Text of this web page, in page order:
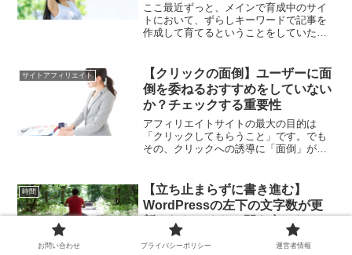
ここ最近ずっと、メインで育成中のサイ
トにおいて、ずらしキーワードで記事を
作成して育てるということをしていたの
ていました。だからこそ、これからはち
ょっと趣向を変えて、商標で取り組もう
としています。そんな藩士です。
サイトアフィリエイト
【クリックの面倒】ユーザーに面
倒を委ねるおすすめをしていない
か？チェックする重要性
アフィリエイトサイトの最大の目的は
「クリックしてもらうこと」です。でも
その、クリックへの誘導に「面倒」が見
面倒を委ねていないか？チェックするこ
とは大切です。
時間
【立ち止まらずに書き進む】
WordPressの左下の文字数が更
新されないくらい間を空けない
どんな文章においても作業においても全
く同様で、結局間を空けてしまうことが
お問い合わせ プライバシーポリシー 運営者情報